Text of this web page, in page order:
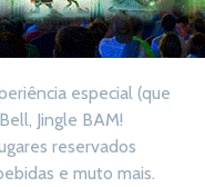
especial (que
Jingle BAM!
reservados
e muto mais.